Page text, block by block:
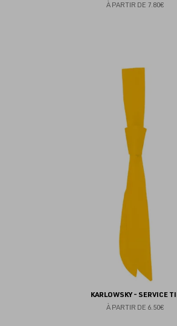
À PARTIR DE 7.80€
KARLOWSKY - SERVICE
À PARTIR DE 6.50€